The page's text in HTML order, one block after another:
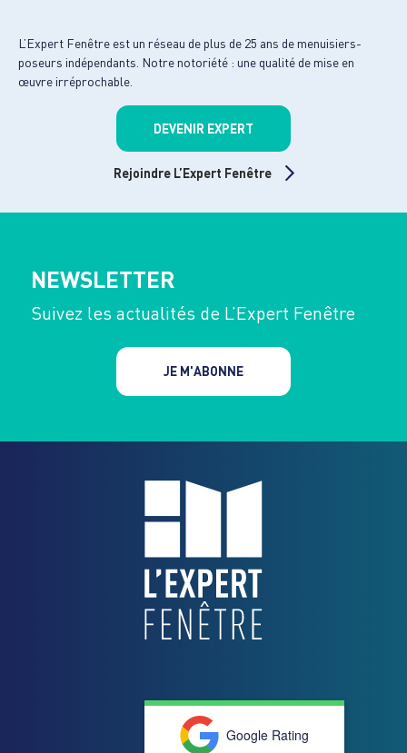
L’Expert Fenêtre est un réseau de plus de 25 ans de menuisiers-
poseurs indépendants. Notre notoriété : une qualité de mise en
œuvre irréprochable.
DEVENIR EXPERT
Rejoindre L’Expert Fenêtre
NEWSLETTER
Suivez les actualités de L’Expert Fenêtre
JE M'ABONNE
Google Rating